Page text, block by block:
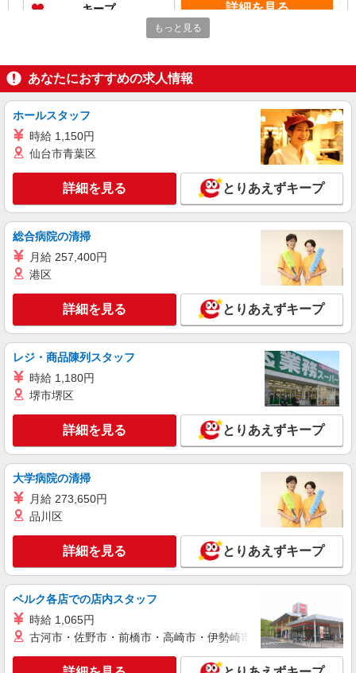
キープ 詳細を見る
≪会津若松市≫夜勤なし！未経験・ブランク
OKのデイスタッフ
時給1350円〜2062円 ＜日払い有/週払い有/交
キープ 詳細を見る
株式会社kotrio /●SD-H-1993409
会津若松市⇒需要のある福祉業界で介護デビュ
時給1350円〜2062円 ＜日払い有/週払い有/交
通費全支給(ガソリン代含む)＞
会津若松市 その他多数
キープ 詳細を見る
派遣社員
タイパ最強！希望の働き方が叶う有料住宅のス
タッフ★＠会津若松市
時給1350円〜2062円 ＜日払い有/週払い有/交
キープ 詳細を見る
派遣社員
株式会社kotrio /●SD-H-1975169
会津若松市｜日払いOK！日収1万円超え×サ高
時給1350円〜2062円 ＜日払い有/週払い有/交
もっと見る
あなたにおすすめの求人情報
ホールスタッフ
時給 1,150円
仙台市青葉区
詳細を見る とりあえずキープ
総合病院の清掃
月給 257,400円
港区
詳細を見る とりあえずキープ
レジ・商品陳列スタッフ
時給 1,180円
堺市堺区
詳細を見る とりあえずキープ
大学病院の清掃
月給 273,650円
品川区
詳細を見る とりあえずキープ
ベルク各店での店内スタッフ
時給 1,065円
古河市・佐野市・前橋市・高崎市・伊勢崎市・太田市・館林市